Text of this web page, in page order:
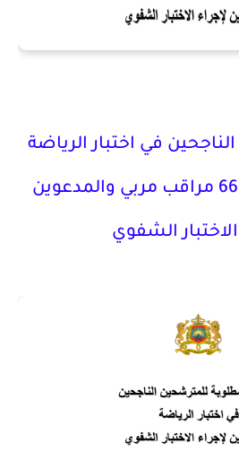
في اختبار الرياضة
لمباراة توظيف 660 مراقب مربي والمدعوين
الاختبار الشفوي